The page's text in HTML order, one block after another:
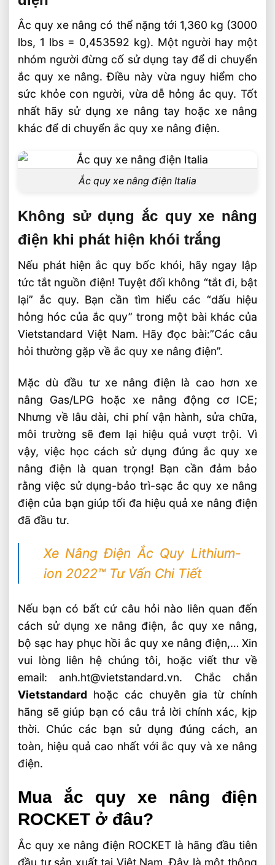
Ắc quy xe nâng có thể nặng tới 1,360 kg (3000
lbs, 1 lbs = 0,453592 kg). Một người hay một
nhóm người đừng cố sử dụng tay để di chuyển
ắc quy xe nâng. Điều này vừa nguy hiểm cho
sức khỏe con người, vừa dễ hỏng ắc quy. Tốt
nhất hãy sử dụng xe nâng tay hoặc xe nâng
khác để di chuyển ắc quy xe nâng điện.
Ắc quy xe nâng điện Italia
Không sử dụng ắc quy xe nâng
điện khi phát hiện khói trắng
Nếu phát hiện ắc quy bốc khói, hãy ngay lập
tức tắt nguồn điện! Tuyệt đối không “tắt đi, bật
lại” ắc quy. Bạn cần tìm hiểu các “dấu hiệu
hỏng hóc của ắc quy” trong một bài khác của
Vietstandard Việt Nam. Hãy đọc bài:”Các câu
hỏi thường gặp về ắc quy xe nâng điện”.
Mặc dù đầu tư xe nâng điện là cao hơn xe
nâng Gas/LPG hoặc xe nâng động cơ ICE;
Nhưng về lâu dài, chi phí vận hành, sửa chữa,
môi trường sẽ đem lại hiệu quả vượt trội. Vì
vậy, việc học cách sử dụng đúng ắc quy xe
nâng điện là quan trọng! Bạn cần đảm bảo
rằng việc sử dụng-bảo trì-sạc ắc quy xe nâng
điện của bạn giúp tối đa hiệu quả xe nâng điện
đã đầu tư.
Xe Nâng Điện Ắc Quy Lithium-
ion 2022™ Tư Vấn Chi Tiết
Nếu bạn có bất cứ câu hỏi nào liên quan đến
cách sử dụng xe nâng điện, ắc quy xe nâng,
bộ sạc hay phục hồi ắc quy xe nâng điện,… Xin
vui lòng liên hệ chúng tôi, hoặc viết thư về
email: anh.ht@vietstandard.vn. Chắc chắn
Vietstandard hoặc các chuyên gia từ chính
hãng sẽ giúp bạn có câu trả lời chính xác, kịp
thời. Chúc các bạn sử dụng đúng cách, an
toàn, hiệu quả cao nhất với ắc quy và xe nâng
điện.
Mua ắc quy xe nâng điện
ROCKET ở đâu?
Ắc quy xe nâng điện ROCKET là hãng đầu tiên